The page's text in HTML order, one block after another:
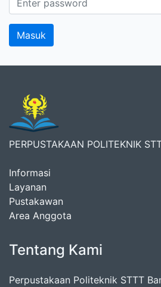
PERPUSTAKAAN POLITEKNIK
Informasi
Layanan
Pustakawan
Area Anggota
Tentang Kami
Perpustakaan Politeknik STTT